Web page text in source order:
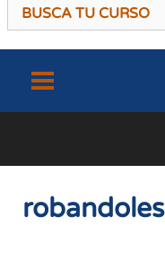
contenido
robandoles